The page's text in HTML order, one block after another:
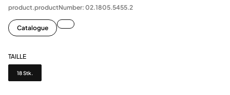
product.productNumber: 02.1805.5455.2
Catalogue
TAILLE
Taille
18 Stk.